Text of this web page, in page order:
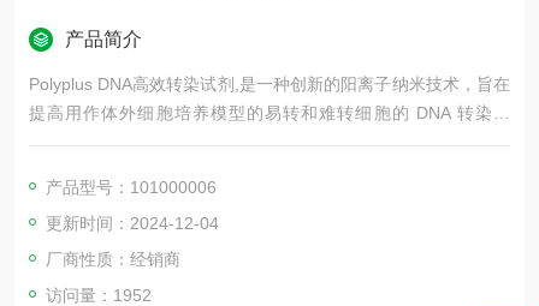
产品简介
Polyplus DNA高效转染试剂,是一种创新的阳离子纳米技术，旨在
提高用作体外细胞培养模型的易转和难转细胞的 DNA 转染效
率。
产品型号：101000006
更新时间：2024-12-04
厂商性质：经销商
访问量：1952